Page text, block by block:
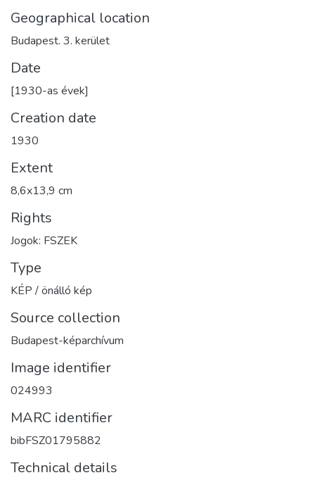
Geographical location
Budapest. 3. kerület
Date
[1930-as évek]
Creation date
1930
Extent
8,6x13,9 cm
Rights
Jogok: FSZEK
Type
KÉP / önálló kép
Source collection
Budapest-képarchívum
Image identifier
024993
MARC identifier
bibFSZ01795882
Technical details